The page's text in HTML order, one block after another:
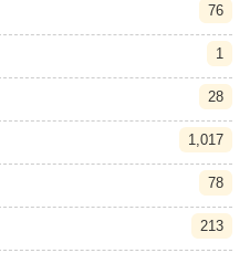
76
1
28
1,017
78
213